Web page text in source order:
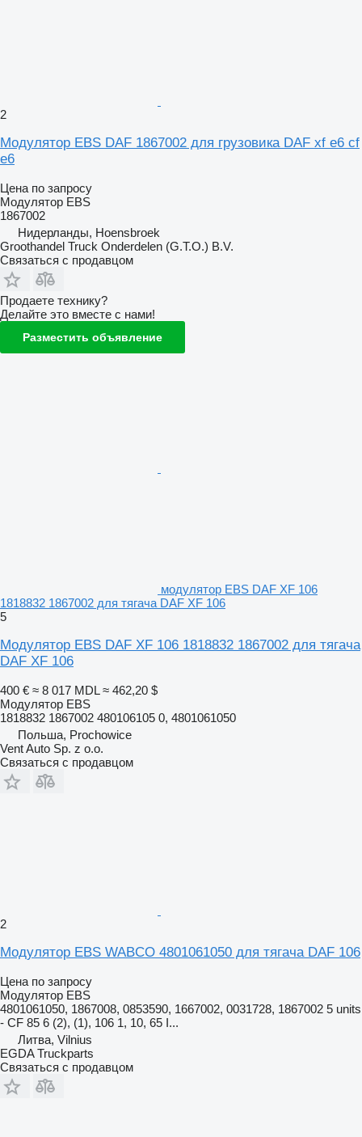
2
Модулятор EBS DAF 1867002 для грузовика DAF xf e6 cf
e6
Цена по запросу
Модулятор EBS
1867002
Нидерланды, Hoensbroek
Groothandel Truck Onderdelen (G.T.O.) B.V.
Связаться с продавцом
Продаете технику?
Делайте это вместе с нами!
Разместить объявление
модулятор EBS DAF XF 106
1818832 1867002 для тягача DAF XF 106
5
Модулятор EBS DAF XF 106 1818832 1867002 для тягача
DAF XF 106
400 € ≈ 8 017 MDL ≈ 462,20 $
Модулятор EBS
1818832 1867002 480106105 0, 4801061050
Польша, Prochowice
Vent Auto Sp. z o.o.
Связаться с продавцом
2
Модулятор EBS WABCO 4801061050 для тягача DAF 106
Цена по запросу
Модулятор EBS
4801061050, 1867008, 0853590, 1667002, 0031728, 1867002 5 units
- CF 85 6 (2), (1), 106 1, 10, 65 I...
Литва, Vilnius
EGDA Truckparts
Связаться с продавцом